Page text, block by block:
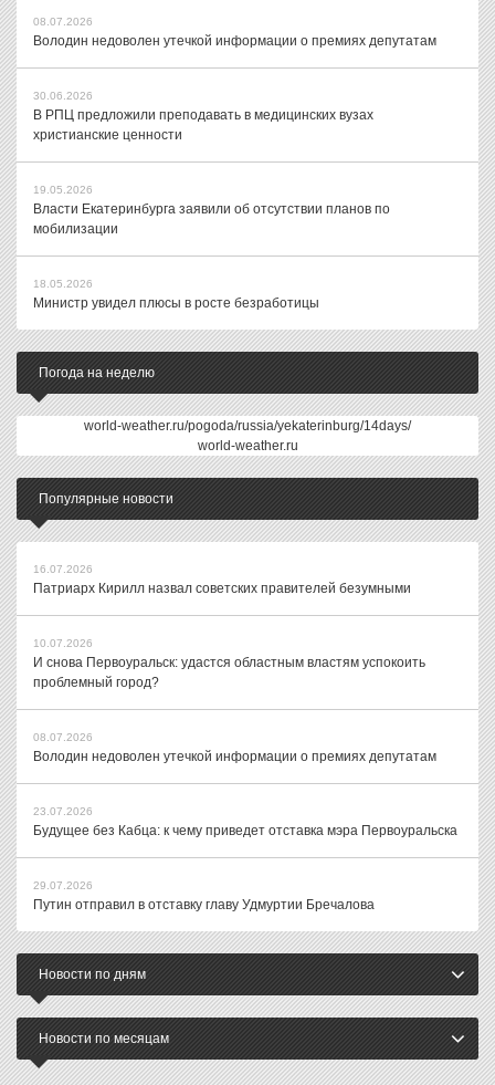
08.07.2026
Володин недоволен утечкой информации о премиях депутатам
30.06.2026
В РПЦ предложили преподавать в медицинских вузах
христианские ценности
19.05.2026
Власти Екатеринбурга заявили об отсутствии планов по
мобилизации
18.05.2026
Министр увидел плюсы в росте безработицы
Погода на неделю
world-weather.ru/pogoda/russia/yekaterinburg/14days/
world-weather.ru
Популярные новости
16.07.2026
Патриарх Кирилл назвал советских правителей безумными
10.07.2026
И снова Первоуральск: удастся областным властям успокоить
проблемный город?
08.07.2026
Володин недоволен утечкой информации о премиях депутатам
23.07.2026
Будущее без Кабца: к чему приведет отставка мэра Первоуральска
29.07.2026
Путин отправил в отставку главу Удмуртии Бречалова
Новости по дням
Новости по месяцам